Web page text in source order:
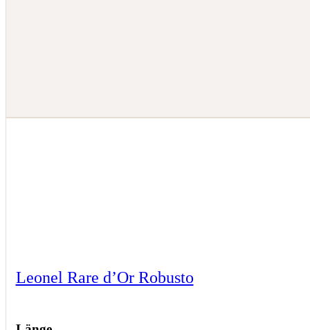
Leonel Rare d’Or Robusto